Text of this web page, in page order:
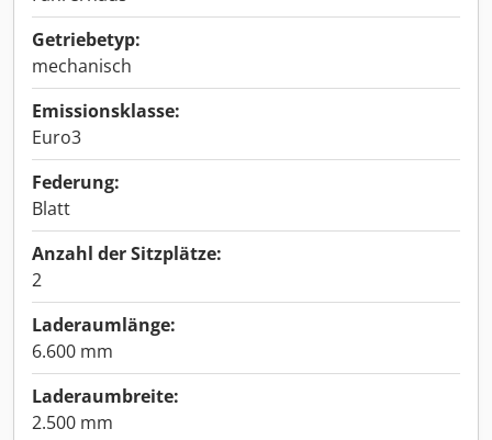
Getriebetyp:
mechanisch
Emissionsklasse:
Euro3
Federung:
Blatt
Anzahl der Sitzplätze:
2
Laderaumlänge:
6.600 mm
Laderaumbreite:
2.500 mm